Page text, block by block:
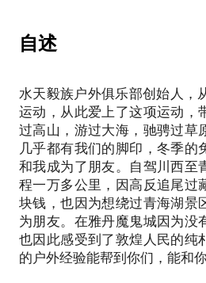
呢，为什么包的大小都差不多
齐全。
重装所必须携带物品，也就
品。
物品的重量配置和打包方法。
PS.在选择与我见面前，请把
竟一小时的谈话只能解决一个
提前发给我，方便我做更精
自述
水天毅族户外俱乐部创始人，
运动，从此爱上了这项运动，
过高山，游过大海，驰骋过草
几乎都有我们的脚印，冬季的
和我成为了朋友。自驾川西至
程一万多公里，因高反追尾过
块钱，也因为想绕过青海湖景
为朋友。在雅丹魔鬼城因为没
也因此感受到了敦煌人民的纯